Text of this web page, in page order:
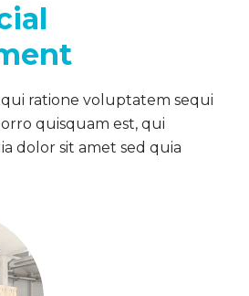
qui ratione voluptatem sequi
quisquam est, qui
dolor sit amet sed quia